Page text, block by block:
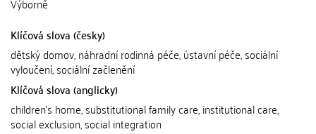
Klíčová slova (česky)
dětský domov, náhradní rodinná péče, ústavní péče, sociální
vyloučení, sociální začlenění
Klíčová slova (anglicky)
children's home, substitutional family care, institutional care,
social exclusion, social integration